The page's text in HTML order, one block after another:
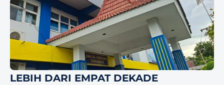
LEBIH DARI EMPAT DEKADE